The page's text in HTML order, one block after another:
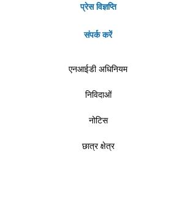
प्रेस विज्ञप्ति
संपर्क करें
एनआईडी अधिनियम
निविदाओं
नोटिस
छात्र क्षेत्र